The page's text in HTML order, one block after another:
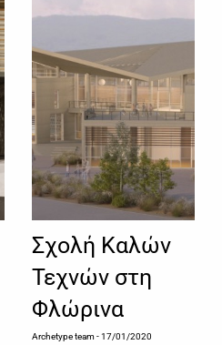
Σχολή Καλών
Τεχνών στη
Φλώρινα
Archetype team- 17/01/2020